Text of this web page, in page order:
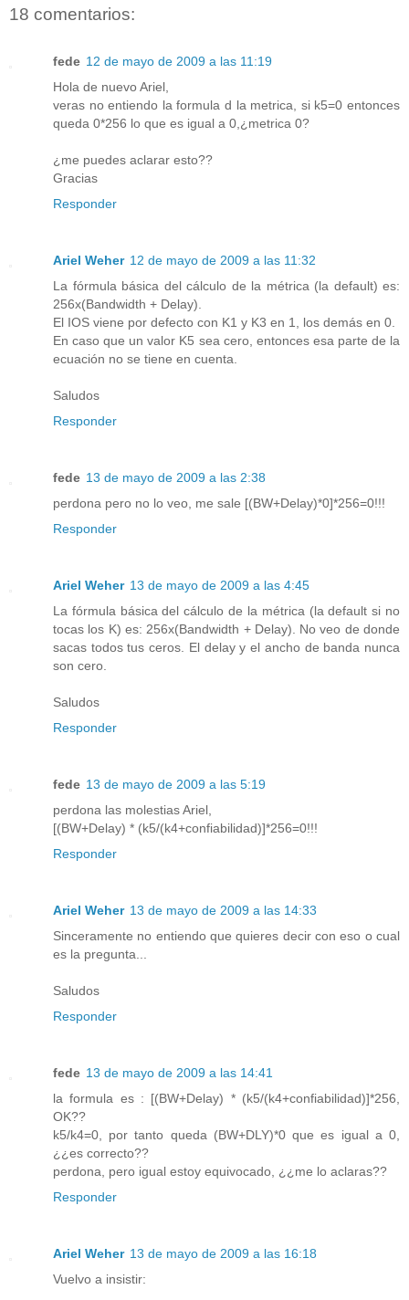
18 comentarios:
fede 12 de mayo de 2009 a las 11:19
Hola de nuevo Ariel,
veras no entiendo la formula d la metrica, si k5=0 entonces
queda 0*256 lo que es igual a 0,¿metrica 0?
¿me puedes aclarar esto??
Gracias
Responder
Ariel Weher 12 de mayo de 2009 a las 11:32
La fórmula básica del cálculo de la métrica (la default) es:
256x(Bandwidth + Delay).
El IOS viene por defecto con K1 y K3 en 1, los demás en 0.
En caso que un valor K5 sea cero, entonces esa parte de la
ecuación no se tiene en cuenta.
Saludos
Responder
fede 13 de mayo de 2009 a las 2:38
perdona pero no lo veo, me sale [(BW+Delay)*0]*256=0!!!
Responder
Ariel Weher 13 de mayo de 2009 a las 4:45
La fórmula básica del cálculo de la métrica (la default si no
tocas los K) es: 256x(Bandwidth + Delay). No veo de donde
sacas todos tus ceros. El delay y el ancho de banda nunca
son cero.
Saludos
Responder
fede 13 de mayo de 2009 a las 5:19
perdona las molestias Ariel,
[(BW+Delay) * (k5/(k4+confiabilidad)]*256=0!!!
Responder
Ariel Weher 13 de mayo de 2009 a las 14:33
Sinceramente no entiendo que quieres decir con eso o cual
es la pregunta...
Saludos
Responder
fede 13 de mayo de 2009 a las 14:41
la formula es : [(BW+Delay) * (k5/(k4+confiabilidad)]*256,
OK??
k5/k4=0, por tanto queda (BW+DLY)*0 que es igual a 0,
¿¿es correcto??
perdona, pero igual estoy equivocado, ¿¿me lo aclaras??
Responder
Ariel Weher 13 de mayo de 2009 a las 16:18
Vuelvo a insistir: